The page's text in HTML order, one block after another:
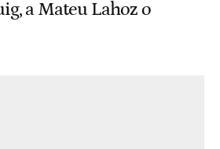
a Mateu Lahoz o